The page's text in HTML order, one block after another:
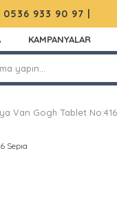
933 90 97 |
KAMPANYALAR
Van Gogh Tablet No:416